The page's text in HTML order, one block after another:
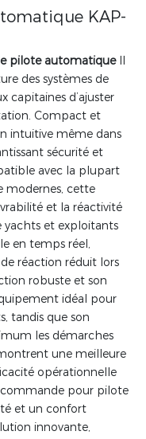
KAP-
pilote automatique Il
des systèmes de
capitaines d’ajuster
Compact et
intuitive même dans
sécurité et
avec la plupart
modernes, cette
et la réactivité
yachts et exploitants
en temps réel,
réaction réduit lors
robuste et son
idéal pour
tandis que son
les démarches
une meilleure
opérationnelle
pour pilote
et un confort
innovante,